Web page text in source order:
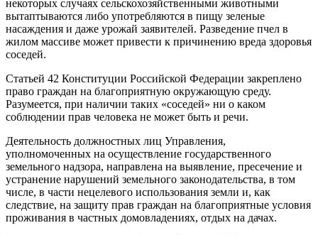
некоторых случаях сельскохозяйственными животными
вытаптываются либо употребляются в пищу зеленые
насаждения и даже урожай заявителей. Разведение пчел в
жилом массиве может привести к причинению вреда здоровья
соседей.
Статьей 42 Конституции Российской Федерации закреплено
право граждан на благоприятную окружающую среду.
Разумеется, при наличии таких «соседей» ни о каком
соблюдении прав человека не может быть и речи.
Деятельность должностных лиц Управления,
уполномоченных на осуществление государственного
земельного надзора, направлена на выявление, пресечение и
устранение нарушений земельного законодательства, в том
числе, в части нецелевого использования земли и, как
следствие, на защиту прав граждан на благоприятные условия
проживания в частных домовладениях, отдых на дачах.